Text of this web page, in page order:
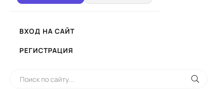
ВХОД НА САЙТ
РЕГИСТРАЦИЯ